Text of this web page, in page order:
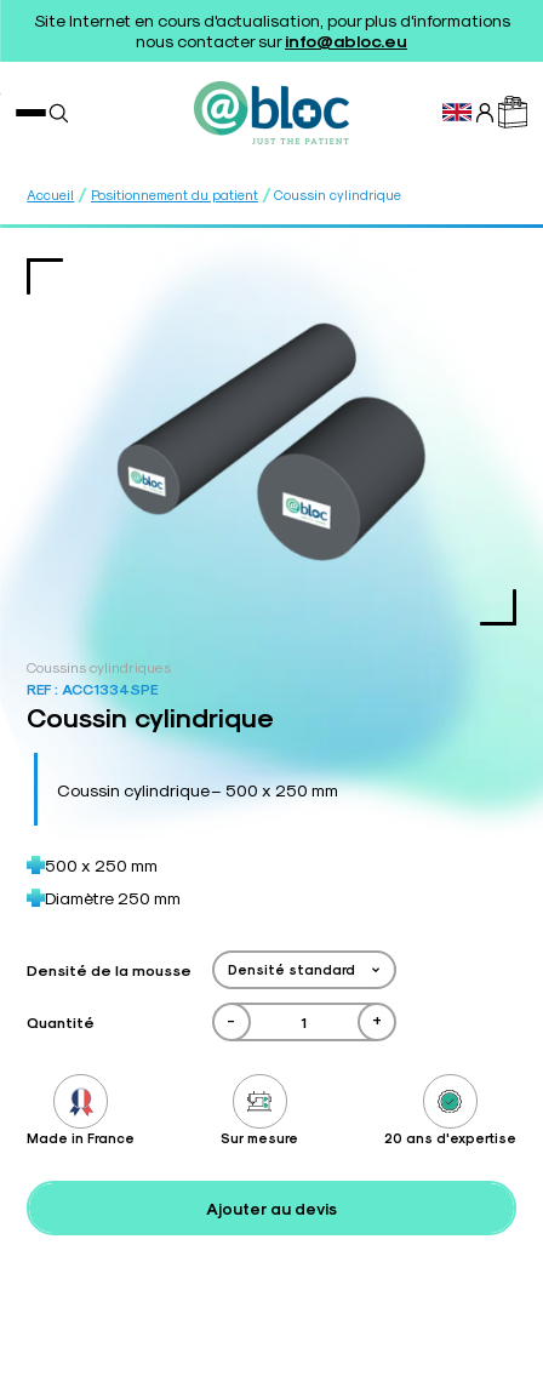
Site Internet en cours d'actualisation, pour plus d'informations
nous contacter surinfo@abloc.eu
Accueil / Positionnement du patient / Coussin cylindrique
Coussins cylindriques
REF : ACC1334SPE
Coussin cylindrique
Coussin cylindrique – 500 x 250 mm
500 x 250 mm
Diamètre 250 mm
Densité de la mousse
Quantité - +
Made in France Sur mesure 20 ans d'expertise
Ajouter au devis